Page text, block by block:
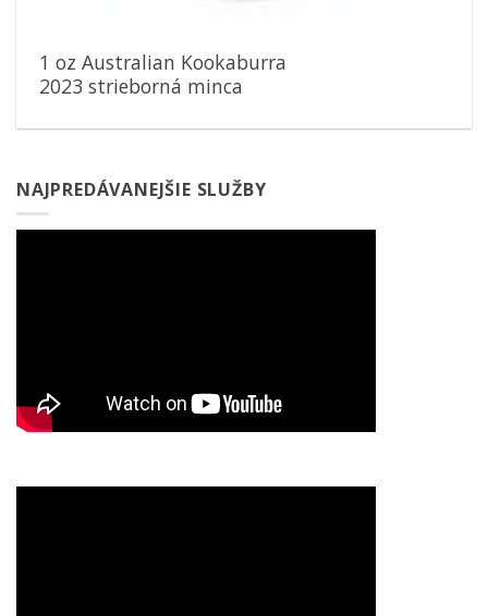
1 oz Australian Kookaburra
2023 strieborná minca
NAJPREDÁVANEJŠIE SLUŽBY